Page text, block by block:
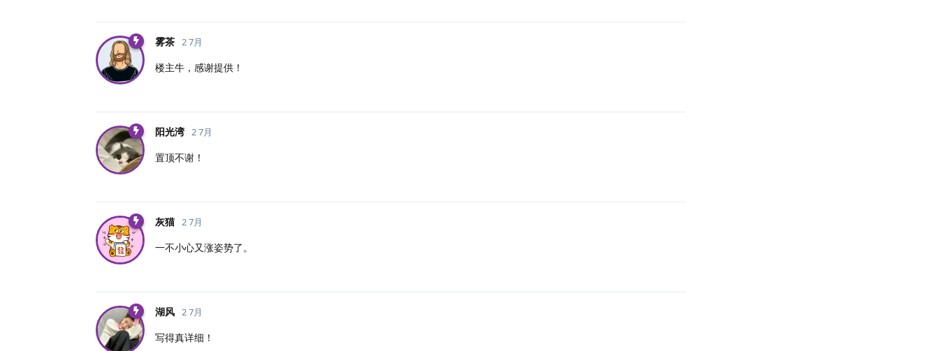
雾茶 2 7月
楼主牛，感谢提供！
阳光湾 2 7月
置顶不谢！
灰猫 2 7月
一不小心又涨姿势了。
湖风 2 7月
写得真详细！